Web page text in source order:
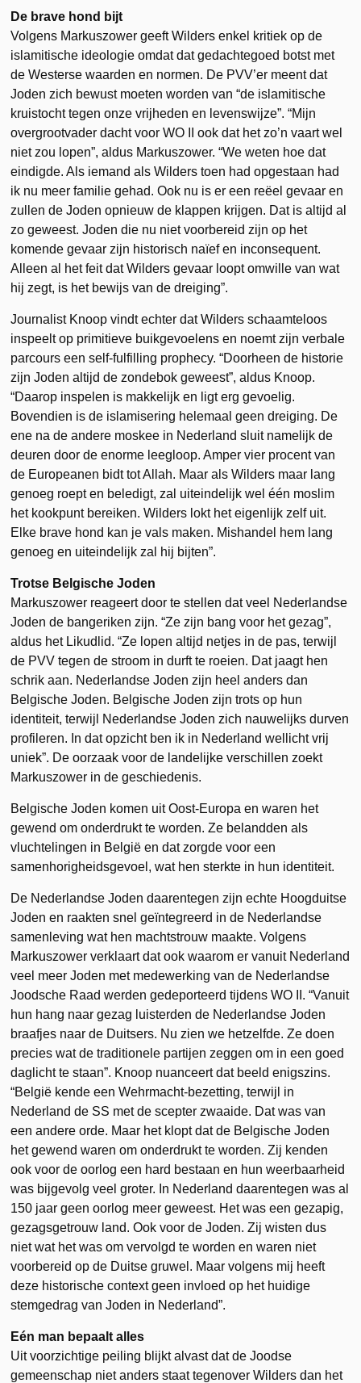
De brave hond bijt
Volgens Markuszower geeft Wilders enkel kritiek op de
islamitische ideologie omdat dat gedachtegoed botst met
de Westerse waarden en normen. De PVV’er meent dat
Joden zich bewust moeten worden van “de islamitische
kruistocht tegen onze vrijheden en levenswijze”. “Mijn
overgrootvader dacht voor WO II ook dat het zo’n vaart wel
niet zou lopen”, aldus Markuszower. “We weten hoe dat
eindigde. Als iemand als Wilders toen had opgestaan had
ik nu meer familie gehad. Ook nu is er een reëel gevaar en
zullen de Joden opnieuw de klappen krijgen. Dat is altijd al
zo geweest. Joden die nu niet voorbereid zijn op het
komende gevaar zijn historisch naïef en inconsequent.
Alleen al het feit dat Wilders gevaar loopt omwille van wat
hij zegt, is het bewijs van de dreiging”.
Journalist Knoop vindt echter dat Wilders schaamteloos
inspeelt op primitieve buikgevoelens en noemt zijn verbale
parcours een self-fulfilling prophecy. “Doorheen de historie
zijn Joden altijd de zondebok geweest”, aldus Knoop.
“Daarop inspelen is makkelijk en ligt erg gevoelig.
Bovendien is de islamisering helemaal geen dreiging. De
ene na de andere moskee in Nederland sluit namelijk de
deuren door de enorme leegloop. Amper vier procent van
de Europeanen bidt tot Allah. Maar als Wilders maar lang
genoeg roept en beledigt, zal uiteindelijk wel één moslim
het kookpunt bereiken. Wilders lokt het eigenlijk zelf uit.
Elke brave hond kan je vals maken. Mishandel hem lang
genoeg en uiteindelijk zal hij bijten”.
Trotse Belgische Joden
Markuszower reageert door te stellen dat veel Nederlandse
Joden de bangeriken zijn. “Ze zijn bang voor het gezag”,
aldus het Likudlid. “Ze lopen altijd netjes in de pas, terwijl
de PVV tegen de stroom in durft te roeien. Dat jaagt hen
schrik aan. Nederlandse Joden zijn heel anders dan
Belgische Joden. Belgische Joden zijn trots op hun
identiteit, terwijl Nederlandse Joden zich nauwelijks durven
profileren. In dat opzicht ben ik in Nederland wellicht vrij
uniek”. De oorzaak voor de landelijke verschillen zoekt
Markuszower in de geschiedenis.
Belgische Joden komen uit Oost-Europa en waren het
gewend om onderdrukt te worden. Ze belandden als
vluchtelingen in België en dat zorgde voor een
samenhorigheidsgevoel, wat hen sterkte in hun identiteit.
De Nederlandse Joden daarentegen zijn echte Hoogduitse
Joden en raakten snel geïntegreerd in de Nederlandse
samenleving wat hen machtstrouw maakte. Volgens
Markuszower verklaart dat ook waarom er vanuit Nederland
veel meer Joden met medewerking van de Nederlandse
Joodsche Raad werden gedeporteerd tijdens WO II. “Vanuit
hun hang naar gezag luisterden de Nederlandse Joden
braafjes naar de Duitsers. Nu zien we hetzelfde. Ze doen
precies wat de traditionele partijen zeggen om in een goed
daglicht te staan”. Knoop nuanceert dat beeld enigszins.
“België kende een Wehrmacht-bezetting, terwijl in
Nederland de SS met de scepter zwaaide. Dat was van
een andere orde. Maar het klopt dat de Belgische Joden
het gewend waren om onderdrukt te worden. Zij kenden
ook voor de oorlog een hard bestaan en hun weerbaarheid
was bijgevolg veel groter. In Nederland daarentegen was al
150 jaar geen oorlog meer geweest. Het was een gezapig,
gezagsgetrouw land. Ook voor de Joden. Zij wisten dus
niet wat het was om vervolgd te worden en waren niet
voorbereid op de Duitse gruwel. Maar volgens mij heeft
deze historische context geen invloed op het huidige
stemgedrag van Joden in Nederland”.
Eén man bepaalt alles
Uit voorzichtige peiling blijkt alvast dat de Joodse
gemeenschap niet anders staat tegenover Wilders dan het